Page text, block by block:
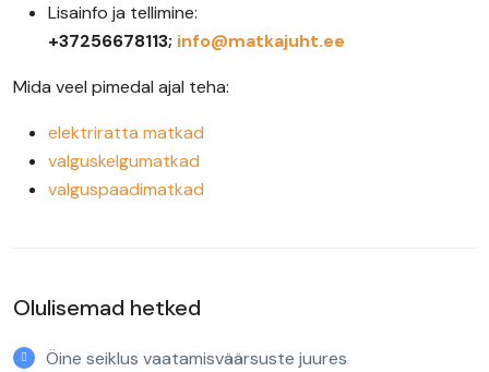
Lisainfo ja tellimine:
+37256678113; info@matkajuht.ee
Mida veel pimedal ajal teha:
elektriratta matkad
valguskelgumatkad
valguspaadimatkad
Olulisemad hetked
Öine seiklus vaatamisväärsuste juures